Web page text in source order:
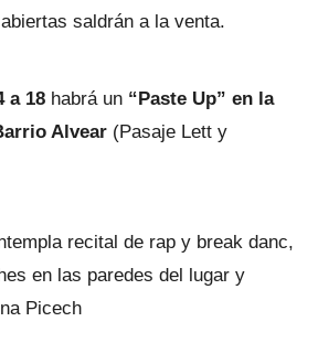
saldrán a la venta.
a 18 habrá un “Paste Up” en la
Alvear (Pasaje Lett y
recital de rap y break danc,
en las paredes del lugar y
Picech